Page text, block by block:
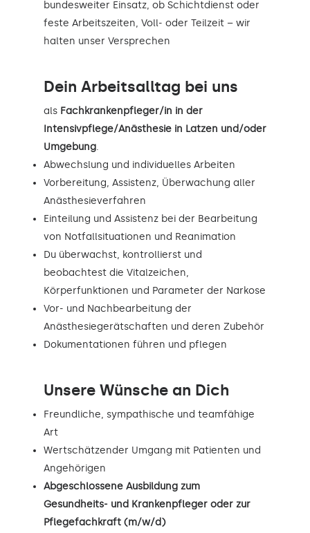
bundesweiter Einsatz, ob Schichtdienst oder
feste Arbeitszeiten, Voll- oder Teilzeit – wir
halten unser Versprechen
Dein Arbeitsalltag bei uns
als Fachkrankenpfleger/in in der
Intensivpflege/Anästhesie in Latzen und/oder
Umgebung.
Abwechslung und individuelles Arbeiten
Vorbereitung, Assistenz, Überwachung aller
Anästhesieverfahren
Einteilung und Assistenz bei der Bearbeitung
von Notfallsituationen und Reanimation
Du überwachst, kontrollierst und
beobachtest die Vitalzeichen,
Körperfunktionen und Parameter der Narkose
Vor- und Nachbearbeitung der
Anästhesiegerätschaften und deren Zubehör
Dokumentationen führen und pflegen
Unsere Wünsche an Dich
Freundliche, sympathische und teamfähige
Art
Wertschätzender Umgang mit Patienten und
Angehörigen
Abgeschlossene Ausbildung zum
Gesundheits- und Krankenpfleger oder zur
Pflegefachkraft (m/w/d)